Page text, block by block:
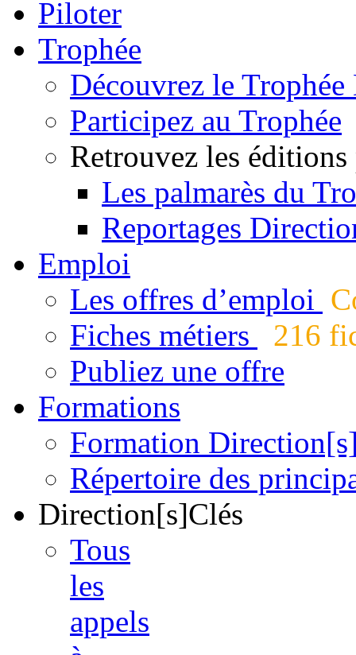
Piloter
Trophée
Découvrez le
Participez au Trophée
Retrouvez les éditions
Les palmarès du
Reportages
Emploi
Les offres d’emploi
Fiches métiers
216
Publiez une offre
Formations
Formation
Répertoire des
Direction[s]Clés
Tous
les
appels